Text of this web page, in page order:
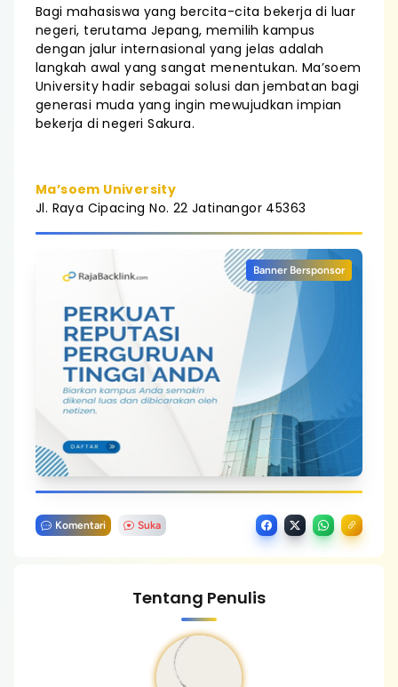
Bagi mahasiswa yang bercita-cita bekerja di luar
negeri, terutama Jepang, memilih kampus
dengan jalur internasional yang jelas adalah
langkah awal yang sangat menentukan. Ma’soem
University hadir sebagai solusi dan jembatan bagi
generasi muda yang ingin mewujudkan impian
bekerja di negeri Sakura.
Ma’soem University
Jl. Raya Cipacing No. 22 Jatinangor 45363
Banner Bersponsor
Komentari Suka
Tentang Penulis